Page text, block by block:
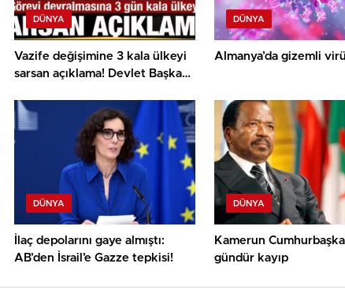
DÜNYA
Vazife değişimine 3 kala ülkeyi
sarsan açıklama! Devlet Başkanı:
DÜNYA
Almanya’da gizemli
DÜNYA
İlaç depolarını gaye almıştı:
AB’den İsrail’e Gazze tepkisi!
DÜNYA
Kamerun
gündür kayıp